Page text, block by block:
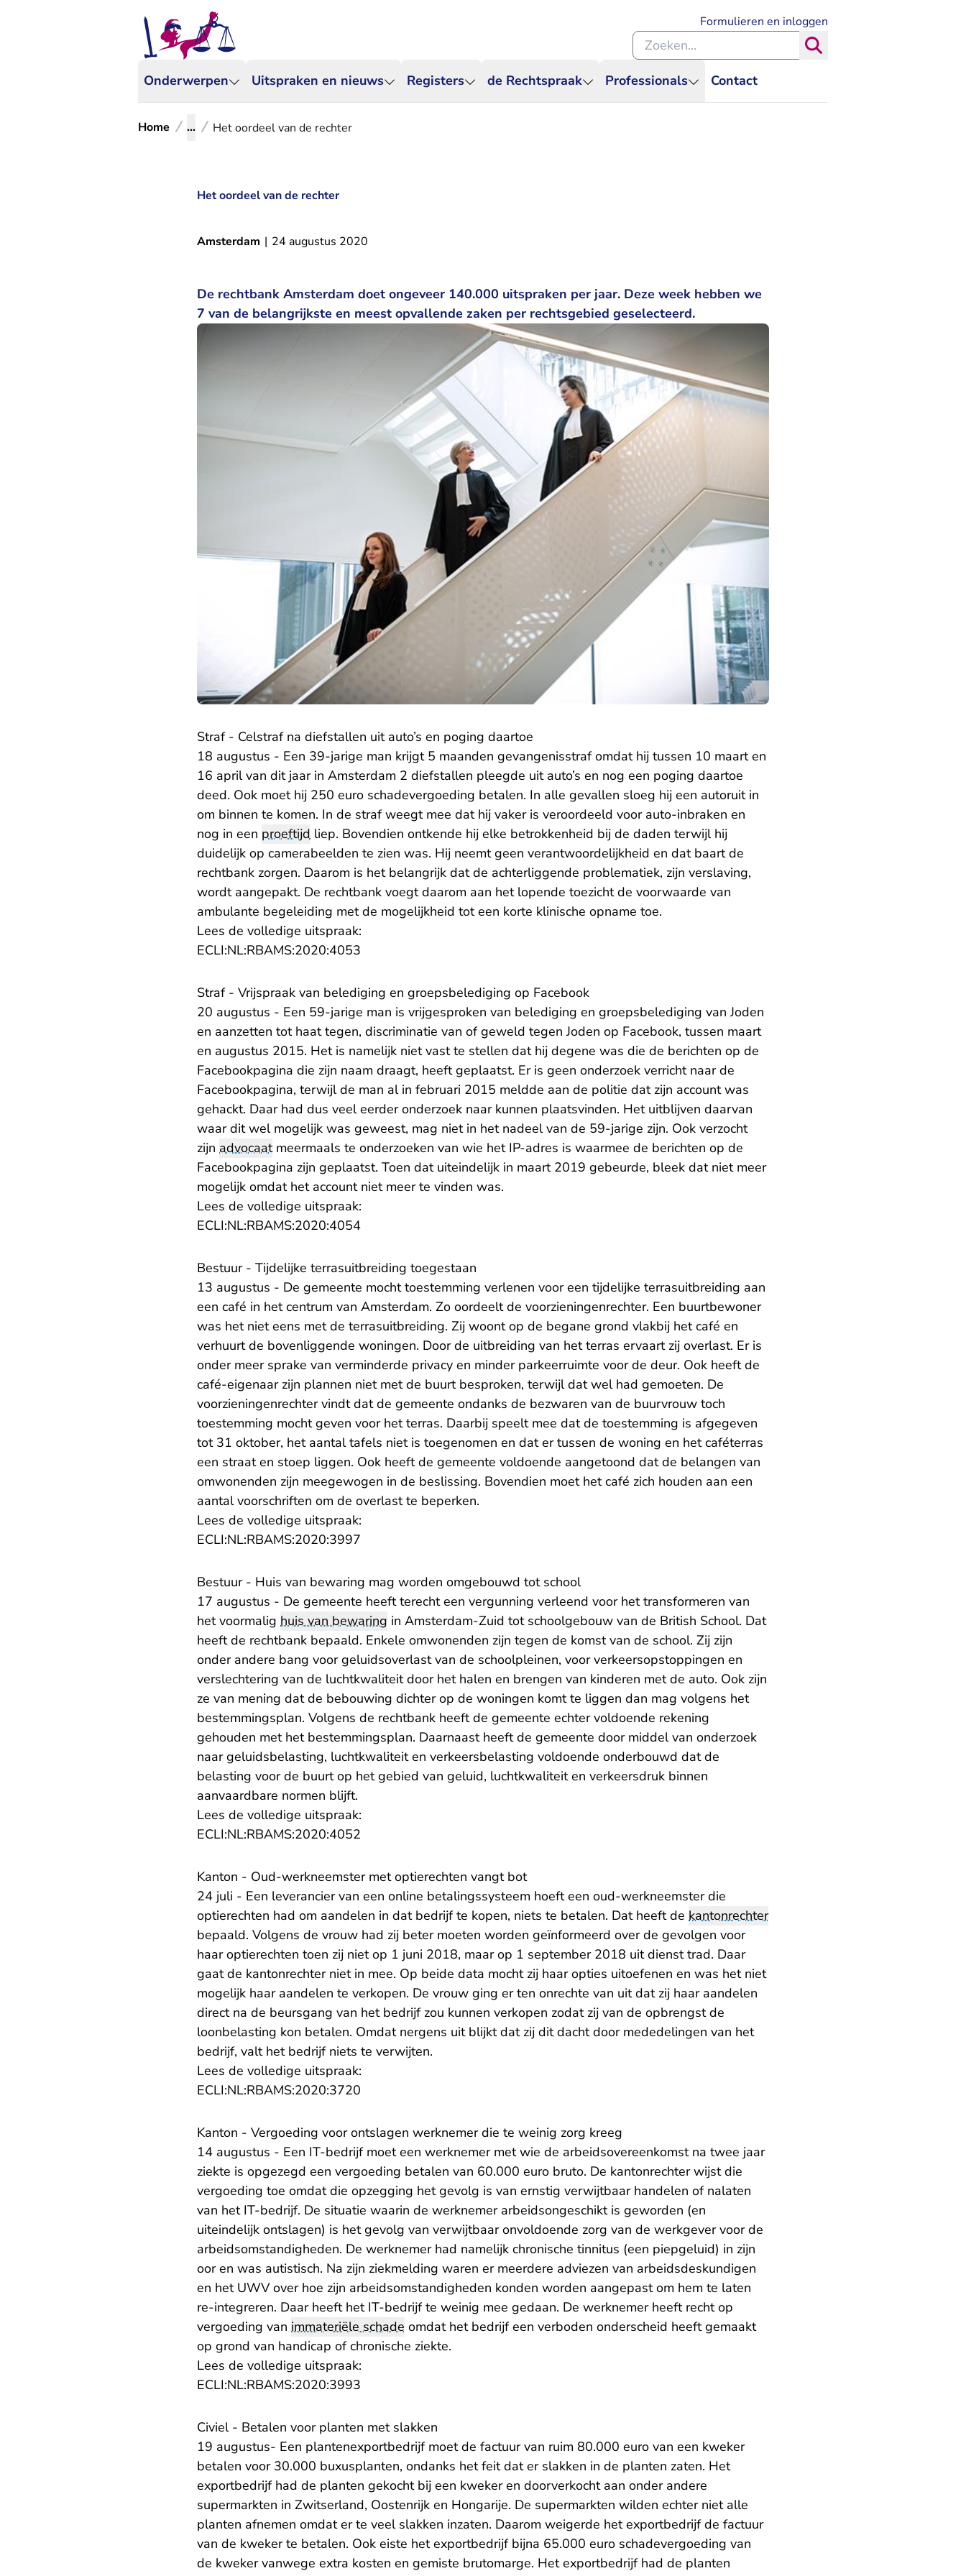
Onderwerpen Uitspraken en nieuws Registers de Rechtspraak Professionals Contact
Formulieren en inloggen
Zoeken binnen de Rechtspraak
Home ... Het oordeel van de rechter
Het oordeel van de rechter
Amsterdam | 24 augustus 2020
De rechtbank Amsterdam doet ongeveer 140.000 uitspraken per jaar. Deze week hebben we
7 van de belangrijkste en meest opvallende zaken per rechtsgebied geselecteerd.
Straf - Celstraf na diefstallen uit auto’s en poging daartoe
18 augustus - Een 39-jarige man krijgt 5 maanden gevangenisstraf omdat hij tussen 10 maart en
16 april van dit jaar in Amsterdam 2 diefstallen pleegde uit auto’s en nog een poging daartoe
deed. Ook moet hij 250 euro schadevergoeding betalen. In alle gevallen sloeg hij een autoruit in
om binnen te komen. In de straf weegt mee dat hij vaker is veroordeeld voor auto-inbraken en
nog in een proeftijd liep. Bovendien ontkende hij elke betrokkenheid bij de daden terwijl hij
duidelijk op camerabeelden te zien was. Hij neemt geen verantwoordelijkheid en dat baart de
rechtbank zorgen. Daarom is het belangrijk dat de achterliggende problematiek, zijn verslaving,
wordt aangepakt. De rechtbank voegt daarom aan het lopende toezicht de voorwaarde van
ambulante begeleiding met de mogelijkheid tot een korte klinische opname toe.
Lees de volledige uitspraak:
ECLI:NL:RBAMS:2020:4053
Straf - Vrijspraak van belediging en groepsbelediging op Facebook
20 augustus - Een 59-jarige man is vrijgesproken van belediging en groepsbelediging van Joden
en aanzetten tot haat tegen, discriminatie van of geweld tegen Joden op Facebook, tussen maart
en augustus 2015. Het is namelijk niet vast te stellen dat hij degene was die de berichten op de
Facebookpagina die zijn naam draagt, heeft geplaatst. Er is geen onderzoek verricht naar de
Facebookpagina, terwijl de man al in februari 2015 meldde aan de politie dat zijn account was
gehackt. Daar had dus veel eerder onderzoek naar kunnen plaatsvinden. Het uitblijven daarvan
waar dit wel mogelijk was geweest, mag niet in het nadeel van de 59-jarige zijn. Ook verzocht
zijn advocaatmeermaals te onderzoeken van wie het IP-adres is waarmee de berichten op de
Facebookpagina zijn geplaatst. Toen dat uiteindelijk in maart 2019 gebeurde, bleek dat niet meer
mogelijk omdat het account niet meer te vinden was.
Lees de volledige uitspraak:
ECLI:NL:RBAMS:2020:4054- U verlaat Rechtspraak.nl
Bestuur - Tijdelijke terrasuitbreiding toegestaan
13 augustus - De gemeente mocht toestemming verlenen voor een tijdelijke terrasuitbreiding aan
een café in het centrum van Amsterdam. Zo oordeelt de voorzieningenrechter. Een buurtbewoner
was het niet eens met de terrasuitbreiding. Zij woont op de begane grond vlakbij het café en
verhuurt de bovenliggende woningen. Door de uitbreiding van het terras ervaart zij overlast. Er is
onder meer sprake van verminderde privacy en minder parkeerruimte voor de deur. Ook heeft de
café-eigenaar zijn plannen niet met de buurt besproken, terwijl dat wel had gemoeten. De
voorzieningenrechter vindt dat de gemeente ondanks de bezwaren van de buurvrouw toch
toestemming mocht geven voor het terras. Daarbij speelt mee dat de toestemming is afgegeven
tot 31 oktober, het aantal tafels niet is toegenomen en dat er tussen de woning en het caféterras
een straat en stoep liggen. Ook heeft de gemeente voldoende aangetoond dat de belangen van
omwonenden zijn meegewogen in de beslissing. Bovendien moet het café zich houden aan een
aantal voorschriften om de overlast te beperken.
Lees de volledige uitspraak:
ECLI:NL:RBAMS:2020:3997
Bestuur - Huis van bewaring mag worden omgebouwd tot school
17 augustus - De gemeente heeft terecht een vergunning verleend voor het transformeren van
het voormalig huis van bewaring in Amsterdam-Zuid tot schoolgebouw van de British School. Dat
heeft de rechtbank bepaald. Enkele omwonenden zijn tegen de komst van de school. Zij zijn
onder andere bang voor geluidsoverlast van de schoolpleinen, voor verkeersopstoppingen en
verslechtering van de luchtkwaliteit door het halen en brengen van kinderen met de auto. Ook zijn
ze van mening dat de bebouwing dichter op de woningen komt te liggen dan mag volgens het
bestemmingsplan. Volgens de rechtbank heeft de gemeente echter voldoende rekening
gehouden met het bestemmingsplan. Daarnaast heeft de gemeente door middel van onderzoek
naar geluidsbelasting, luchtkwaliteit en verkeersbelasting voldoende onderbouwd dat de
belasting voor de buurt op het gebied van geluid, luchtkwaliteit en verkeersdruk binnen
aanvaardbare normen blijft.
Lees de volledige uitspraak:
ECLI:NL:RBAMS:2020:4052
Kanton - Oud-werkneemster met optierechten vangt bot
24 juli - Een leverancier van een online betalingssysteem hoeft een oud-werkneemster die
optierechten had om aandelen in dat bedrijf te kopen, niets te betalen. Dat heeft de kantonrechter
bepaald. Volgens de vrouw had zij beter moeten worden geïnformeerd over de gevolgen voor
haar optierechten toen zij niet op 1 juni 2018, maar op 1 september 2018 uit dienst trad. Daar
gaat de kantonrechter niet in mee. Op beide data mocht zij haar opties uitoefenen en was het niet
mogelijk haar aandelen te verkopen. De vrouw ging er ten onrechte van uit dat zij haar aandelen
direct na de beursgang van het bedrijf zou kunnen verkopen zodat zij van de opbrengst de
loonbelasting kon betalen. Omdat nergens uit blijkt dat zij dit dacht door mededelingen van het
bedrijf, valt het bedrijf niets te verwijten.
Lees de volledige uitspraak:
ECLI:NL:RBAMS:2020:3720
Kanton - Vergoeding voor ontslagen werknemer die te weinig zorg kreeg
14 augustus - Een IT-bedrijf moet een werknemer met wie de arbeidsovereenkomst na twee jaar
ziekte is opgezegd een vergoeding betalen van 60.000 euro bruto. De kantonrechter wijst die
vergoeding toe omdat die opzegging het gevolg is van ernstig verwijtbaar handelen of nalaten
van het IT-bedrijf. De situatie waarin de werknemer arbeidsongeschikt is geworden (en
uiteindelijk ontslagen) is het gevolg van verwijtbaar onvoldoende zorg van de werkgever voor de
arbeidsomstandigheden. De werknemer had namelijk chronische tinnitus (een piepgeluid) in zijn
oor en was autistisch. Na zijn ziekmelding waren er meerdere adviezen van arbeidsdeskundigen
en het UWV over hoe zijn arbeidsomstandigheden konden worden aangepast om hem te laten
re-integreren. Daar heeft het IT-bedrijf te weinig mee gedaan. De werknemer heeft recht op
vergoeding van immateriële schade omdat het bedrijf een verboden onderscheid heeft gemaakt
op grond van handicap of chronische ziekte.
Lees de volledige uitspraak:
ECLI:NL:RBAMS:2020:3993
Civiel - Betalen voor planten met slakken
19 augustus- Een plantenexportbedrijf moet de factuur van ruim 80.000 euro van een kweker
betalen voor 30.000 buxusplanten, ondanks het feit dat er slakken in de planten zaten. Het
exportbedrijf had de planten gekocht bij een kweker en doorverkocht aan onder andere
supermarkten in Zwitserland, Oostenrijk en Hongarije. De supermarkten wilden echter niet alle
planten afnemen omdat er te veel slakken inzaten. Daarom weigerde het exportbedrijf de factuur
van de kweker te betalen. Ook eiste het exportbedrijf bijna 65.000 euro schadevergoeding van
de kweker vanwege extra kosten en gemiste brutomarge. Het exportbedrijf had de planten